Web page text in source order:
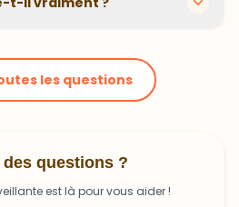
1,20€ à 1,99€ par jour.
dans sa santé qui peut vous
vétérinaires !
les questions
des questions ?
est là pour vous aider !